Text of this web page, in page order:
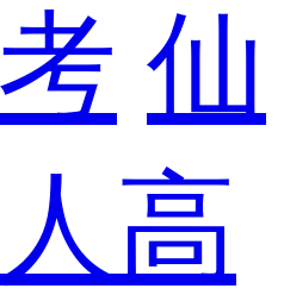
仙
高